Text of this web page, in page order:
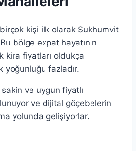
birçok kişi ilk olarak Sukhumvit
bölge expat hayatının
kira fiyatları oldukça
yoğunluğu fazladır.
ve uygun fiyatlı
ve dijital göçebelerin
yolunda gelişiyorlar.